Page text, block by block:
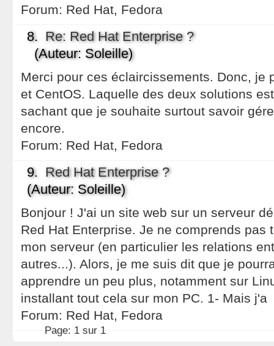
Forum: Red Hat, Fedora
8. Re: Red Hat Enterprise ?
(Auteur: Soleille)
Merci pour ces éclaircissements. Donc, je
et CentOS. Laquelle des deux solutions
sachant que je souhaite surtout savoir
encore.
Forum: Red Hat, Fedora
9. Red Hat Enterprise ?
(Auteur: Soleille)
Bonjour ! J'ai un site web sur un serveur
Red Hat Enterprise. Je ne comprends pas
mon serveur (en particulier les relations
autres...). Alors, je me suis dit que je
apprendre un peu plus, notamment sur
installant tout cela sur mon PC. 1- Mais j'a
Forum: Red Hat, Fedora
Page: 1 sur 1